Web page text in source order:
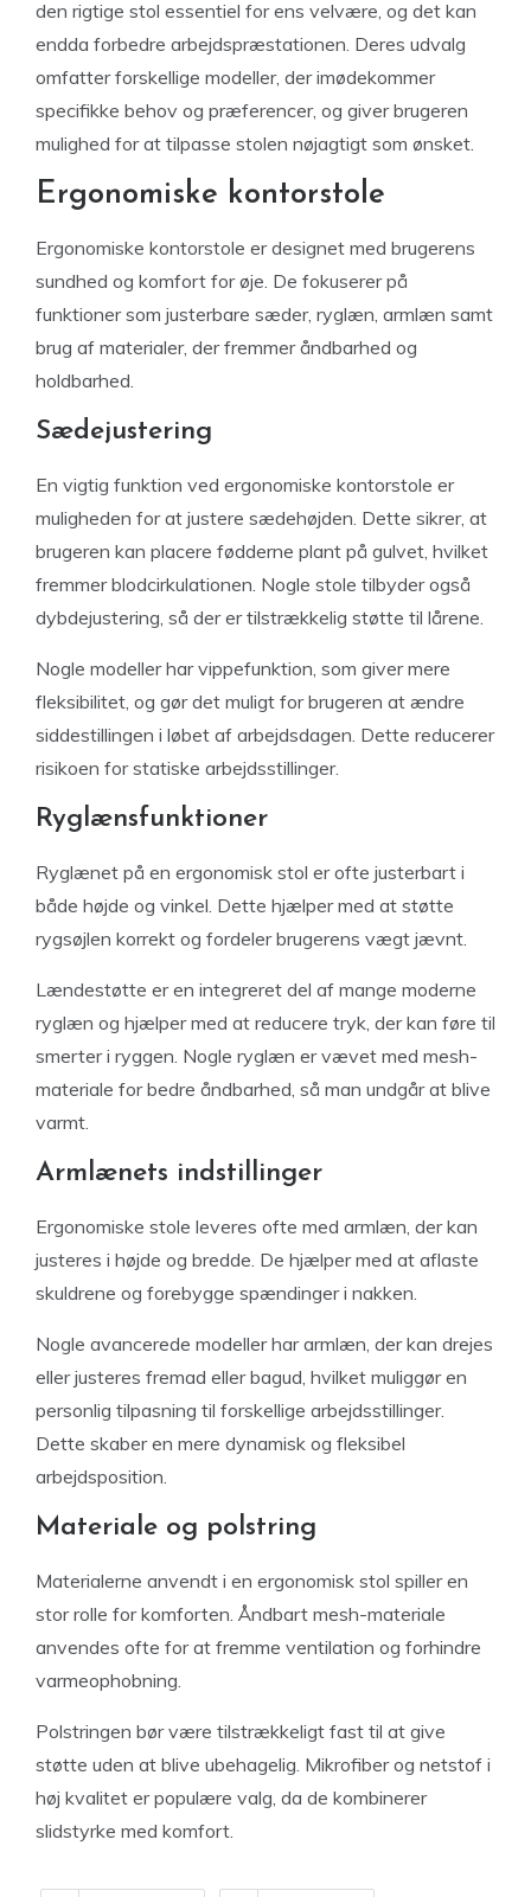
den rigtige stol essentiel for ens velvære, og det kan
endda forbedre arbejdspræstationen. Deres udvalg
omfatter forskellige modeller, der imødekommer
specifikke behov og præferencer, og giver brugeren
mulighed for at tilpasse stolen nøjagtigt som ønsket.
Ergonomiske kontorstole
Ergonomiske kontorstole er designet med brugerens
sundhed og komfort for øje. De fokuserer på
funktioner som justerbare sæder, ryglæn, armlæn samt
brug af materialer, der fremmer åndbarhed og
holdbarhed.
Sædejustering
En vigtig funktion ved ergonomiske kontorstole er
muligheden for at justere sædehøjden. Dette sikrer, at
brugeren kan placere fødderne plant på gulvet, hvilket
fremmer blodcirkulationen. Nogle stole tilbyder også
dybdejustering, så der er tilstrækkelig støtte til lårene.
Nogle modeller har vippefunktion, som giver mere
fleksibilitet, og gør det muligt for brugeren at ændre
siddestillingen i løbet af arbejdsdagen. Dette reducerer
risikoen for statiske arbejdsstillinger.
Ryglænsfunktioner
Ryglænet på en ergonomisk stol er ofte justerbart i
både højde og vinkel. Dette hjælper med at støtte
rygsøjlen korrekt og fordeler brugerens vægt jævnt.
Lændestøtte er en integreret del af mange moderne
ryglæn og hjælper med at reducere tryk, der kan føre til
smerter i ryggen. Nogle ryglæn er vævet med mesh-
materiale for bedre åndbarhed, så man undgår at blive
varmt.
Armlænets indstillinger
Ergonomiske stole leveres ofte med armlæn, der kan
justeres i højde og bredde. De hjælper med at aflaste
skuldrene og forebygge spændinger i nakken.
Nogle avancerede modeller har armlæn, der kan drejes
eller justeres fremad eller bagud, hvilket muliggør en
personlig tilpasning til forskellige arbejdsstillinger.
Dette skaber en mere dynamisk og fleksibel
arbejdsposition.
Materiale og polstring
Materialerne anvendt i en ergonomisk stol spiller en
stor rolle for komforten. Åndbart mesh-materiale
anvendes ofte for at fremme ventilation og forhindre
varmeophobning.
Polstringen bør være tilstrækkeligt fast til at give
støtte uden at blive ubehagelig. Mikrofiber og netstof i
høj kvalitet er populære valg, da de kombinerer
slidstyrke med komfort.